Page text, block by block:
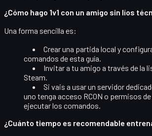
¿Cómo hago 1v1 con un amigo sin líos
Una forma sencilla es:
Crear una partida local y
comandos de esta guía.
Invitar a tu amigo a través de la
Steam.
Si vais a usar un servidor
uno tenga acceso RCON o permisos
ejecutar los comandos.
¿Cuánto tiempo es recomendable